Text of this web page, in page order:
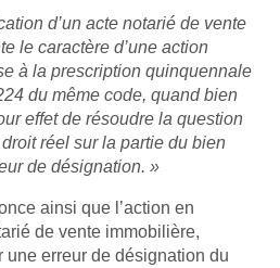
d’un acte notarié de vente
le caractère d’une action
à la prescription quinquennale
du même code, quand bien
effet de résoudre la question
droit réel sur la partie du bien
de désignation. »
ainsi que l’action en
de vente immobilière,
une erreur de désignation du